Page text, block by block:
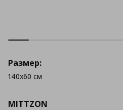
MITTZON
Размер:
140x60 см